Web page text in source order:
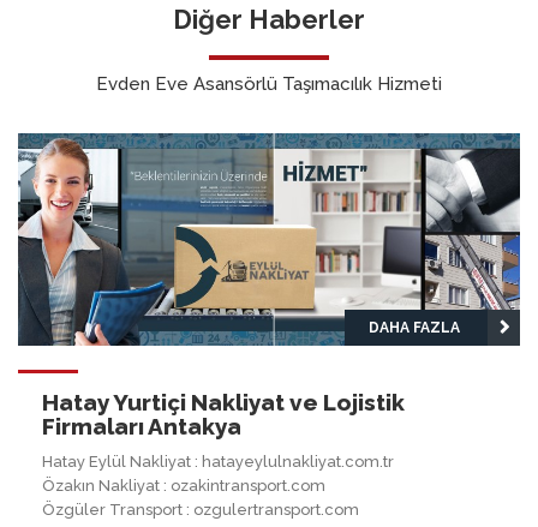
Diğer Haberler
Evden Eve Asansörlü Taşımacılık Hizmeti
DAHA FAZLA
Hatay Yurtiçi Nakliyat ve Lojistik
Firmaları Antakya
Hatay Eylül Nakliyat : hatayeylulnakliyat.com.tr
Özakın Nakliyat : ozakintransport.com
Özgüler Transport : ozgulertransport.com